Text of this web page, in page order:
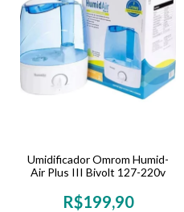
Umidificador Omrom Humid-
Air Plus III Bivolt 127-220v
R$199,90